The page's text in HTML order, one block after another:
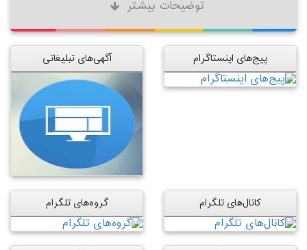
توضیحات بیشتر
پیج‌های اینستاگرام آگهی‌های تبلیغاتی
کانال‌های تلگرام گروه‌های تلگرام